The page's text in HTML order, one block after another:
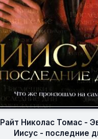
Райт Николас Томас -
Иисус - последние